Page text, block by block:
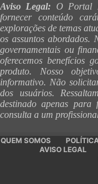
Aviso Legal: O Portal
fornecer conteúdo
explorações de temas
os assuntos abordados.
governamentais ou
oferecemos benefícios
produto. Nosso
informativo. Não
dos usuários.
destinado apenas
consulta a um
QUEM SOMOS
AVISO LEGAL